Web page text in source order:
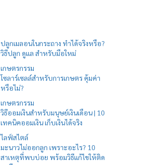
ปลูกเมลอนในกระถาง ทำได้จริงหรือ?
วิธีปลูก ดูแล สำหรับมือใหม่
เกษตรกรรม
โซลาร์เซลล์สำหรับการเกษตร คุ้มค่า
หรือไม่?
เกษตรกรรม
วิธีออมเงินสำหรับมนุษย์เงินเดือน | 10
เทคนิคออมเงิน เก็บเงินได้จริง
ไลฟ์สไตล์
มะนาวไม่ออกลูก เพราะอะไร? 10
สาเหตุที่พบบ่อย พร้อมวิธีแก้ไขให้ติด